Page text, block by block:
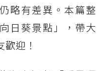
略有差異。本篇整
日葵景點」，帶大
迎！